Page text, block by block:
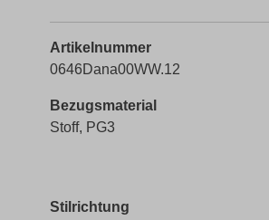
Artikelnummer
0646Dana00WW.12
Bezugsmaterial
Stoff, PG3
Stilrichtung